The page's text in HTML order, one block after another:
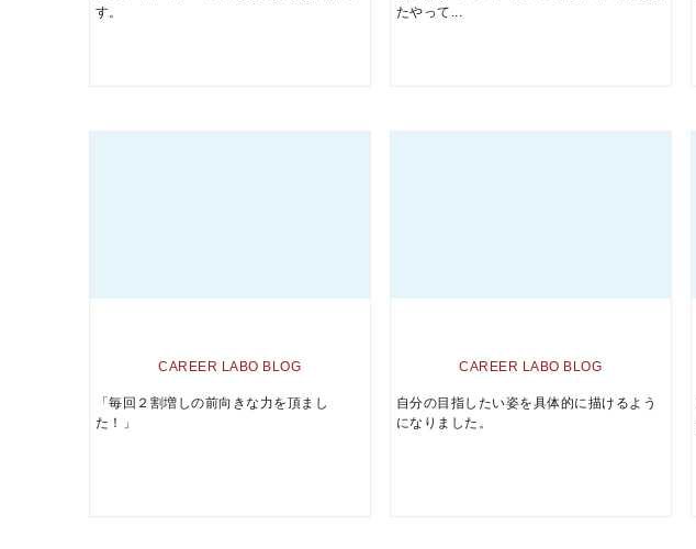
す。
たやって...
CAREER LABO BLOG
「毎回２割増しの前向きな力を頂まし
た！」
CAREER LABO BLOG
自分の目指したい姿を具体的に描けるよう
になりました。